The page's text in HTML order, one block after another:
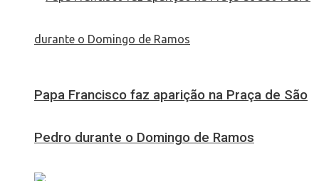
Papa Francisco faz aparição na Praça de São
Pedro durante o Domingo de Ramos